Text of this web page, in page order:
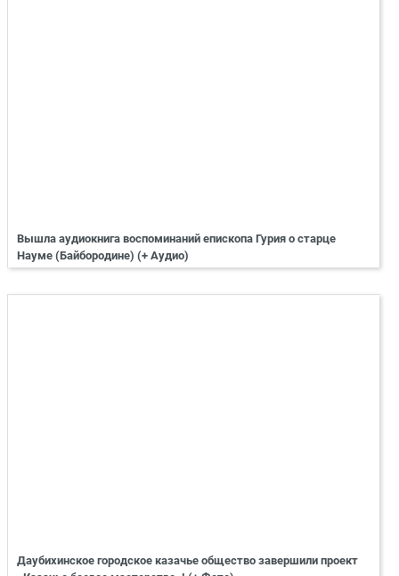
Вышла аудиокнига воспоминаний епископа Гурия о старце
Науме (Байбородине) (+ Аудио)
Даубихинское городское казачье общество завершили проект